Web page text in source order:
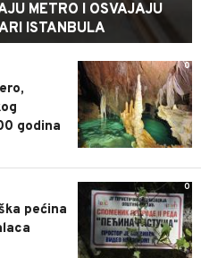
METRO I OSVAJAJU
ISTANBULA
0
godina
0
pećina